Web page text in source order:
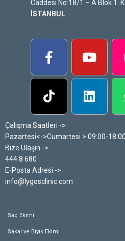
Caddesi No:18/1 – A Blok 1.
İSTANBUL
Çalışma Saatleri ->
Pazartesi<->Cumartesi > 09:00-18:00
Bize Ulaşın ->
444 8 680
E-Posta Adresi ->
info@lygosclinic.com
Saç Ekimi
Sakal ve Bıyık Ekimi